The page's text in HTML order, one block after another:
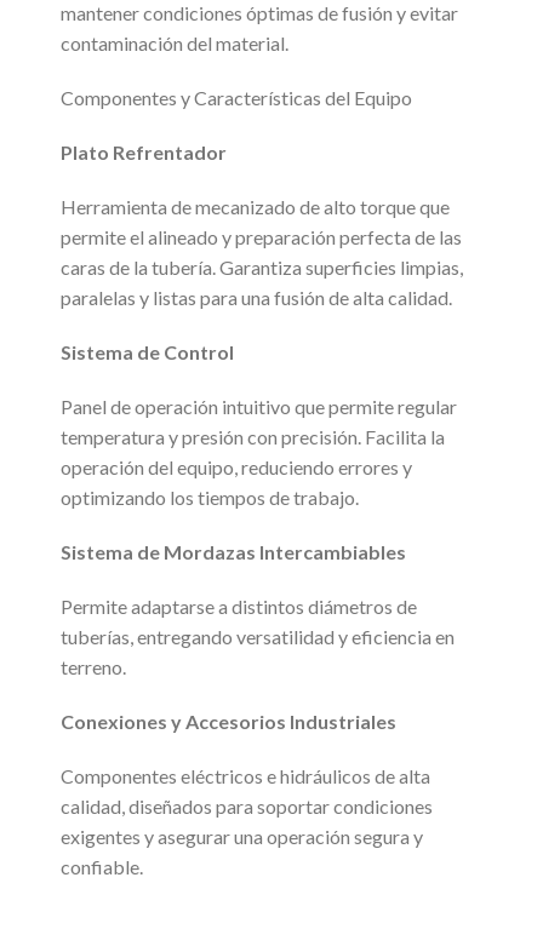
mantener condiciones óptimas de fusión y evitar
contaminación del material.
Componentes y Características del Equipo
Plato Refrentador
Herramienta de mecanizado de alto torque que
permite el alineado y preparación perfecta de las
caras de la tubería. Garantiza superficies limpias,
paralelas y listas para una fusión de alta calidad.
Sistema de Control
Panel de operación intuitivo que permite regular
temperatura y presión con precisión. Facilita la
operación del equipo, reduciendo errores y
optimizando los tiempos de trabajo.
Sistema de Mordazas Intercambiables
Permite adaptarse a distintos diámetros de
tuberías, entregando versatilidad y eficiencia en
terreno.
Conexiones y Accesorios Industriales
Componentes eléctricos e hidráulicos de alta
calidad, diseñados para soportar condiciones
exigentes y asegurar una operación segura y
confiable.